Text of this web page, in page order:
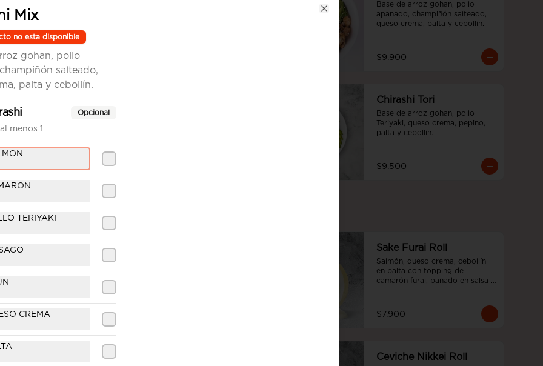
Base de arroz gohan, pollo
apanado, champiñón salteado,
queso crema, palta y cebollín.
$9.900
Chirashi Tori
Base de arroz gohan, pollo
Teriyaki, queso crema, pepino,
palta y cebollín.
$9.500
Sake Furai Roll
Salmón, queso crema, cebollín
en palta con topping de
camarón furai, bañado en salsa
$7.900
Ceviche Nikkei Roll
Mix
no esta disponible
gohan, pollo
salteado,
palta y cebollín.
Opcional
menos 1
TERIYAKI
CREMA
Close